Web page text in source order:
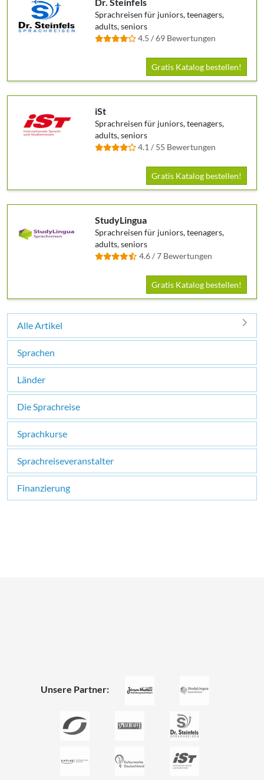
Alle Artikel
Sprachen
Länder
Die Sprachreise
Sprachkurse
Sprachreiseveranstalter
Finanzierung
Sprachreisen für juniors, teenagers,
adults, seniors
4.5 / 69 Bewertungen
Gratis Katalog bestellen!
iSt
Sprachreisen für juniors, teenagers,
adults, seniors
4.1 / 55 Bewertungen
Gratis Katalog bestellen!
StudyLingua
Sprachreisen für juniors, teenagers,
adults, seniors
4.6 / 7 Bewertungen
Gratis Katalog bestellen!
Unsere Partner: